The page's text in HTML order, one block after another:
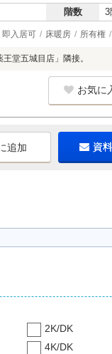
階数 3
即入居可 床暖房 所有権
堂五城目店」隣接。
お気に
追加 資
2K/DK
4K/DK